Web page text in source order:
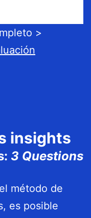
>
insights
3 Questions
método de
es posible